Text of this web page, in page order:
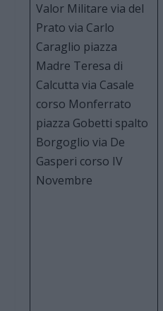
Valor Militare via del
Prato via Carlo
Caraglio piazza
Madre Teresa di
Calcutta via Casale
corso Monferrato
piazza Gobetti spalto
Borgoglio via De
Gasperi corso IV
Novembre